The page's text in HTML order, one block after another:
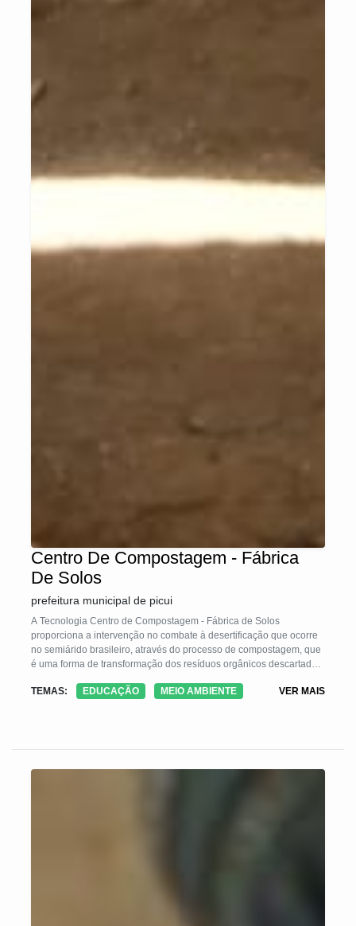
Centro De Compostagem - Fábrica
De Solos
prefeitura municipal de picui
A Tecnologia Centro de Compostagem - Fábrica de Solos
proporciona a intervenção no combate à desertificação que ocorre
no semiárido brasileiro, através do processo de compostagem, que
é uma forma de transformação dos resíduos orgânicos descartados
de resíduos sólidos, garantindo a participação social e servindo
TEMAS: EDUCAÇÃO MEIO AMBIENTE VER MAIS